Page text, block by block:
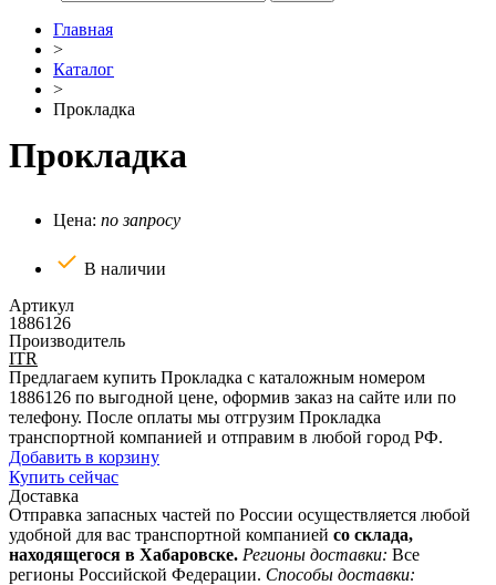
Главная
>
Каталог
>
Прокладка
Прокладка
Цена: по запросу
В наличии
Артикул
1886126
Производитель
ITR
Предлагаем купить Прокладка с каталожным номером
1886126 по выгодной цене, оформив заказ на сайте или по
телефону. После оплаты мы отгрузим Прокладка
транспортной компанией и отправим в любой город РФ.
Добавить в корзину
Купить сейчас
Доставка
Отправка запасных частей по России осуществляется любой
удобной для вас транспортной компанией со склада,
находящегося в Хабаровске. Регионы доставки: Все
регионы Российской Федерации. Способы доставки: